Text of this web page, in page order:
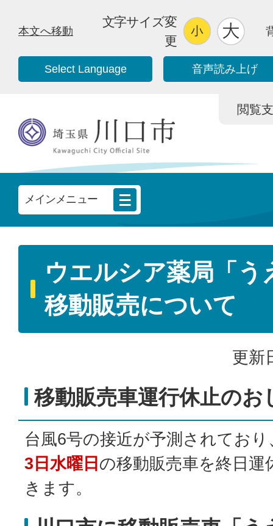
本文へ移動
文字サイズ変
更
Select Language 音声読み上げ
閲覧
メインメニュー
ウエルシア薬局「う
移動販売について
更新
移動販売車運行休止のお
台風6号の接近が予測されてお
3日水曜日 の移動販売車を終日
きます。